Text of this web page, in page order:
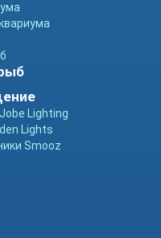
Lighting
Lights
Smooz